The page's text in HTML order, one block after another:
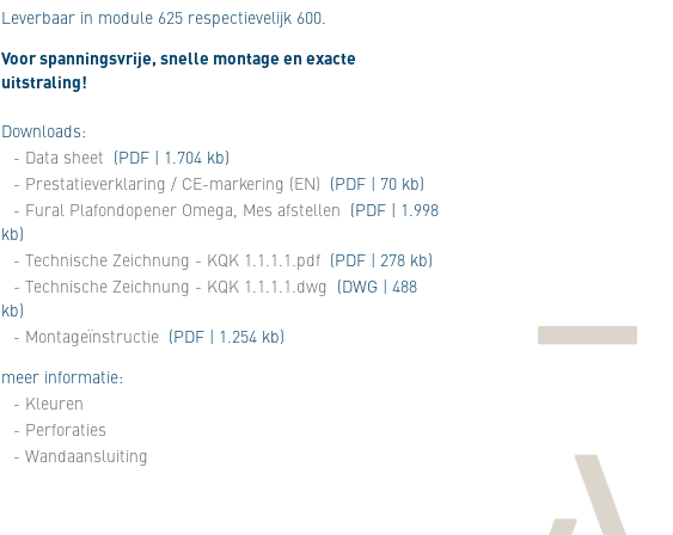
Leverbaar in module 625 respectievelijk 600.
Voor spanningsvrije, snelle montage en exacte
uitstraling!
Downloads:
- Data sheet (PDF | 1.704 kb)
- Prestatieverklaring / CE-markering (EN) (PDF | 70 kb)
- Fural Plafondopener Omega, Mes afstellen (PDF | 1.998
kb)
- Technische Zeichnung - KQK 1.1.1.1.pdf (PDF | 278 kb)
- Technische Zeichnung - KQK 1.1.1.1.dwg (DWG | 488
kb)
- Montageïnstructie (PDF | 1.254 kb)
meer informatie:
- Kleuren
- Perforaties
- Wandaansluiting